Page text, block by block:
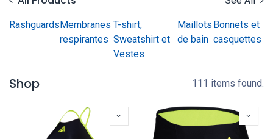
RashguardsMembranes
respirantes
T-shirt,
Sweatshirt et
Vestes
Maillots
de bain
Bonnets et
casquettes
Shop 111 items found.